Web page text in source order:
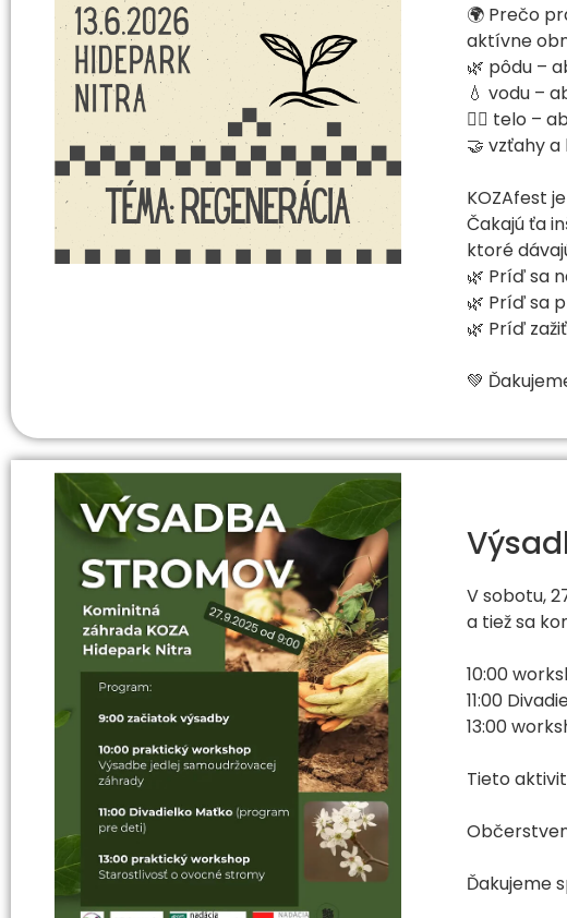
🌍 Prečo
aktívne
🌿 pôdu –
💧 vodu –
🧘‍♀️ telo –
🤝 vzťahy
KOZAfest
Čakajú ťa
ktoré
🌿 Príď sa
🌿 Príď sa
🌿 Príď
💚
V sobotu,
a tiež sa
10:00
11:00
13:00
Tieto
Ďakujeme